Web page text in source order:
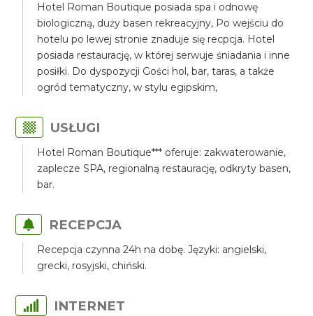
Hotel Roman Boutique posiada spa i odnowę
biologiczną, duży basen rekreacyjny, Po wejściu do
hotelu po lewej stronie znaduje się recpcja. Hotel
posiada restaurację, w której serwuje śniadania i inne
posiłki. Do dyspozycji Gości hol, bar, taras, a także
ogród tematyczny, w stylu egipskim,
USŁUGI
Hotel Roman Boutique*** oferuje: zakwaterowanie,
zaplecze SPA, regionalną restaurację, odkryty basen,
bar.
RECEPCJA
Recepcja czynna 24h na dobę. Języki: angielski,
grecki, rosyjski, chiński.
INTERNET